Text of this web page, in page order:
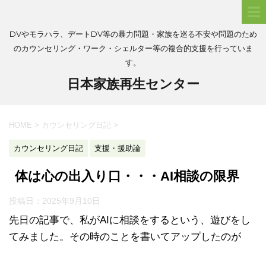
DVやモラハラ、デートDV等の暴力問題・家族を巡る不安や問題のため
のカウンセリング・ワーク・シェルター等の複合的支援を行っていま
す。
日本家族再生センター
HOME > カウンセリング日記 >
カウンセリング日記 支援・援助論
体は心の出入り口・・・AI相談の限界
投稿日： 2025年9月10日
先日の記事で、私がAIに相談をするという、遊びをし
てみました。その時のことを書いてアップしたのが